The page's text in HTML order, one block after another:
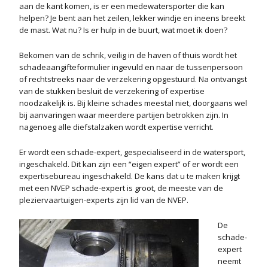
aan de kant komen, is er een medewatersporter die kan
helpen? Je bent aan het zeilen, lekker windje en ineens breekt
de mast. Wat nu? Is er hulp in de buurt, wat moet ik doen?
Bekomen van de schrik, veilig in de haven of thuis wordt het
schadeaangifteformulier ingevuld en naar de tussenpersoon
of rechtstreeks naar de verzekering opgestuurd. Na ontvangst
van de stukken besluit de verzekering of expertise
noodzakelijk is. Bij kleine schades meestal niet, doorgaans wel
bij aanvaringen waar meerdere partijen betrokken zijn. In
nagenoeg alle diefstalzaken wordt expertise verricht.
Er wordt een schade-expert, gespecialiseerd in de watersport,
ingeschakeld. Dit kan zijn een “eigen expert” of er wordt een
expertisebureau ingeschakeld. De kans dat u te maken krijgt
met een NVEP schade-expert is groot, de meeste van de
pleziervaartuigen-experts zijn lid van de NVEP.
De
schade-
expert
neemt